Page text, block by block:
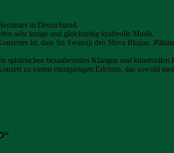
in Deutschland.
sehr innige und gleichzeitig kraftvolle Musik.
ist, dass Sri Swamiji den Shiva Bhajan
bezaubernden Klängen und kunstvollen
zu einem einzigartigen Erlebnis, das sowohl